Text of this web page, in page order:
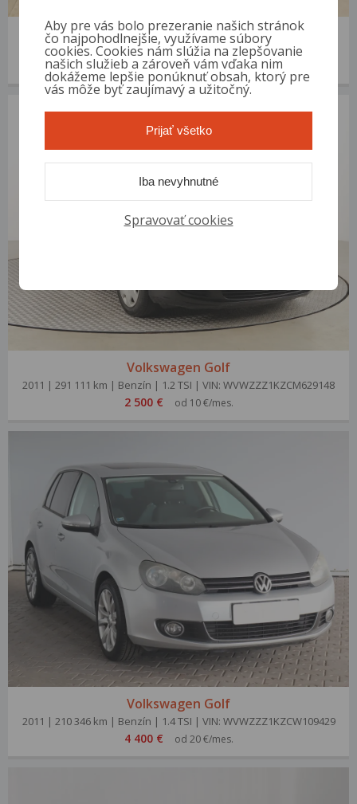
Volkswagen Golf
2004 | 209 853 km | Benzín | 1.4 16V | VIN: WVWZZZ1KZ5B065517
1 700 € od 9 €/mes.
Volkswagen Golf
2011 | 291 111 km | Benzín | 1.2 TSI | VIN: WVWZZZ1KZCM629148
2 500 € od 10 €/mes.
Volkswagen Golf
2011 | 210 346 km | Benzín | 1.4 TSI | VIN: WVWZZZ1KZCW109429
4 400 € od 20 €/mes.
Aby pre vás bolo prezeranie našich stránok
čo najpohodlnejšie, využívame súbory
cookies. Cookies nám slúžia na zlepšovanie
našich služieb a zároveň vám vďaka nim
dokážeme lepšie ponúknuť obsah, ktorý pre
vás môže byť zaujímavý a užitočný.
Spravovať cookies
Iba nevyhnutné
Prijať všetko